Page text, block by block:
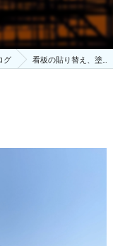
グ 看板の貼り替え、塗…